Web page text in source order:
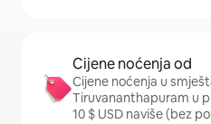
Cijene noćenja od
Cijene noćenja u
Tiruvananthapuram u
10 $ USD naviše (bez